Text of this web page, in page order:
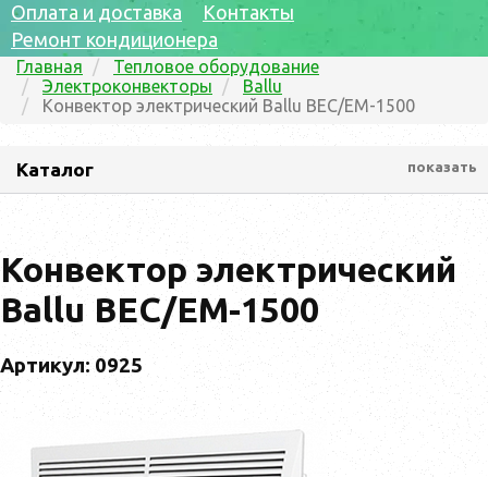
Оплата и доставка
Контакты
Ремонт кондиционера
Главная
Тепловое оборудование
Электроконвекторы
Ballu
Конвектор электрический Ballu BEC/EM-1500
Каталог показать
Конвектор электрический
Ballu BEC/EM-1500
Артикул: 0925